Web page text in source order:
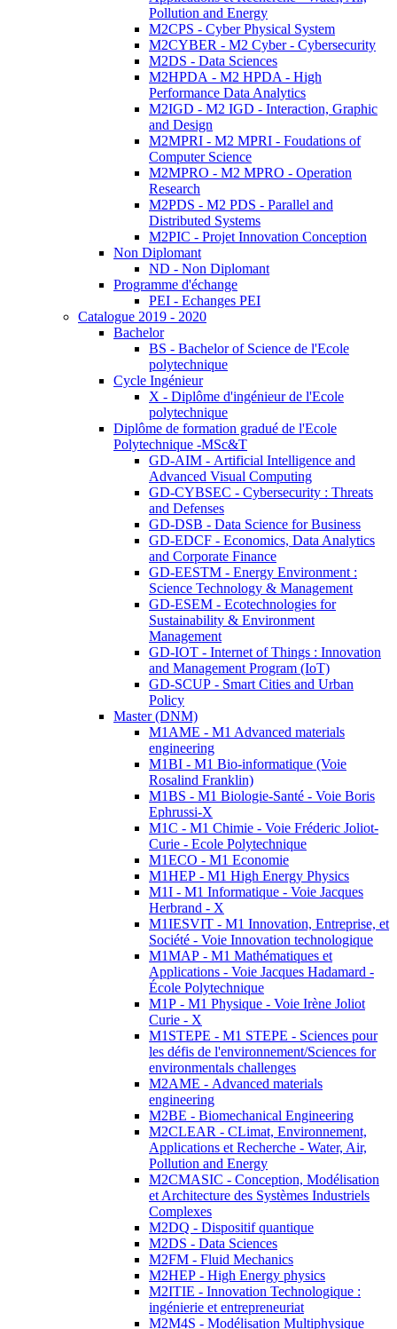
Pollution and Energy
M2CPS - Cyber Physical System
M2CYBER - M2 Cyber - Cybersecurity
M2DS - Data Sciences
M2HPDA - M2 HPDA - High
Performance Data Analytics
M2IGD - M2 IGD - Interaction, Graphic
and Design
M2MPRI - M2 MPRI - Foudations of
Computer Science
M2MPRO - M2 MPRO - Operation
Research
M2PDS - M2 PDS - Parallel and
Distributed Systems
M2PIC - Projet Innovation Conception
Non Diplomant
ND - Non Diplomant
Programme d'échange
PEI - Echanges PEI
Catalogue 2019 - 2020
Bachelor
BS - Bachelor of Science de l'Ecole
polytechnique
Cycle Ingénieur
X - Diplôme d'ingénieur de l'Ecole
polytechnique
Diplôme de formation gradué de l'Ecole
Polytechnique -MSc&T
GD-AIM - Artificial Intelligence and
Advanced Visual Computing
GD-CYBSEC - Cybersecurity : Threats
and Defenses
GD-DSB - Data Science for Business
GD-EDCF - Economics, Data Analytics
and Corporate Finance
GD-EESTM - Energy Environment :
Science Technology & Management
GD-ESEM - Ecotechnologies for
Sustainability & Environment
Management
GD-IOT - Internet of Things : Innovation
and Management Program (IoT)
GD-SCUP - Smart Cities and Urban
Policy
Master (DNM)
M1AME - M1 Advanced materials
engineering
M1BI - M1 Bio-informatique (Voie
Rosalind Franklin)
M1BS - M1 Biologie-Santé - Voie Boris
Ephrussi-X
M1C - M1 Chimie - Voie Fréderic Joliot-
Curie - Ecole Polytechnique
M1ECO - M1 Economie
M1HEP - M1 High Energy Physics
M1I - M1 Informatique - Voie Jacques
Herbrand - X
M1IESVIT - M1 Innovation, Entreprise, et
Société - Voie Innovation technologique
M1MAP - M1 Mathématiques et
Applications - Voie Jacques Hadamard -
École Polytechnique
M1P - M1 Physique - Voie Irène Joliot
Curie - X
M1STEPE - M1 STEPE - Sciences pour
les défis de l'environnement/Sciences for
environmentals challenges
M2AME - Advanced materials
engineering
M2BE - Biomechanical Engineering
M2CLEAR - CLimat, Environnement,
Applications et Recherche - Water, Air,
Pollution and Energy
M2CMASIC - Conception, Modélisation
et Architecture des Systèmes Industriels
Complexes
M2DQ - Dispositif quantique
M2DS - Data Sciences
M2FM - Fluid Mechanics
M2HEP - High Energy physics
M2ITIE - Innovation Technologique :
ingénierie et entrepreneuriat
M2M4S - Modélisation Multiphysique